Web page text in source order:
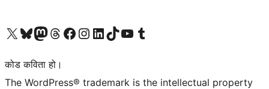
हाम्रो X (पहिले ट्विटर) खातामा जानुहोस्
हाम्रो Bluesky खाता भ्रमण गर्नुहोस्
हाम्रो म्यास्टोडन खाता भ्रमण गर्नुहोस्
हाम्रो थ्रेड्स खातामा जानुहोस्
हाम्रो फेसबुक पेजमा जानुहोस्
हाम्रो इन्स्टाग्राम खातामा जानुहोस्
हाम्रो लिङ्क्डइन खातामा जानुहोस्
हाम्रो TikTok खाता भ्रमण गर्नुहोस्
हाम्रो युट्युब च्यानलमा जानुहोस्
हाम्रो टम्बलर खाता भ्रमण गर्नुहोस्
कोड कविता हो।
The WordPress® trademark is the intellectual property